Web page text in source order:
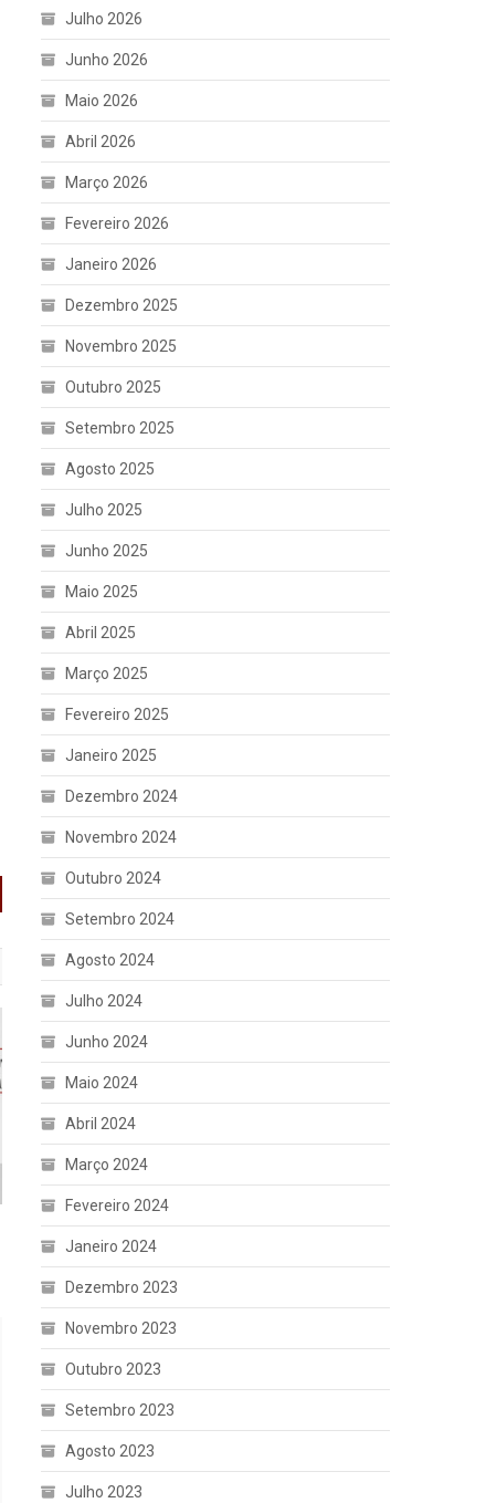
Julho 2026
Junho 2026
Maio 2026
Abril 2026
Março 2026
Fevereiro 2026
Janeiro 2026
Dezembro 2025
Novembro 2025
Outubro 2025
Setembro 2025
Agosto 2025
Julho 2025
Junho 2025
Maio 2025
Abril 2025
Março 2025
Fevereiro 2025
Janeiro 2025
Dezembro 2024
Novembro 2024
Outubro 2024
Setembro 2024
Agosto 2024
Julho 2024
Junho 2024
Maio 2024
Abril 2024
Março 2024
Fevereiro 2024
Janeiro 2024
Dezembro 2023
Novembro 2023
Outubro 2023
Setembro 2023
Agosto 2023
Julho 2023